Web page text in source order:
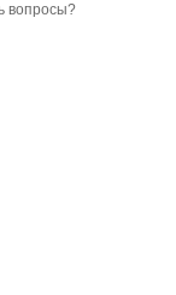
вопросы?